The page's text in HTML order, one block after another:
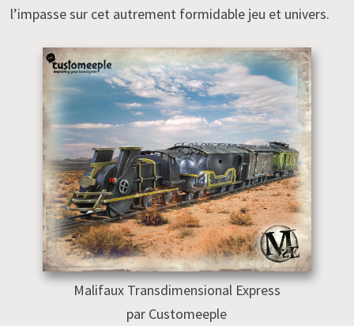
l’impasse sur cet autrement formidable jeu et univers.
Malifaux Transdimensional Express
par Customeeple